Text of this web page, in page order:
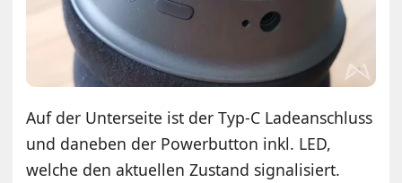
Auf der Unterseite ist der Typ-C Ladeanschluss
und daneben der Powerbutton inkl. LED,
welche den aktuellen Zustand signalisiert.